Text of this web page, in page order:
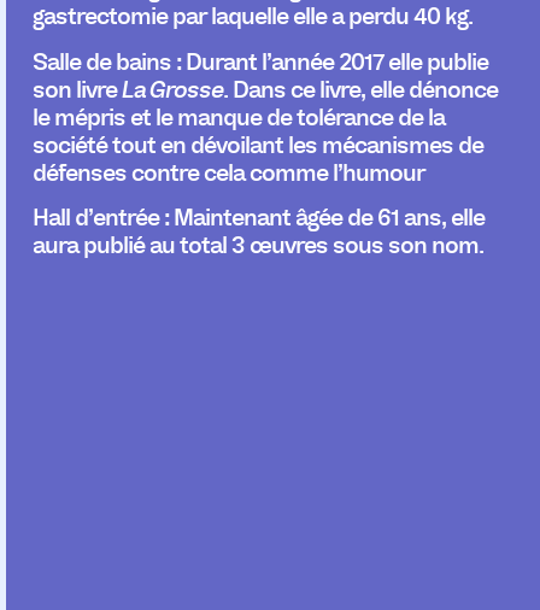
gastrectomie par laquelle elle a perdu 40 kg.
Salle de bains :Durant l’année 2017 elle publie
son livreLa Grosse. Dans ce livre, elle dénonce
le mépris et le manque de tolérance de la
société tout en dévoilant les mécanismes de
défenses contre cela comme l’humour
Hall d’entrée :Maintenant âgée de 61 ans, elle
aura publié au total 3 œuvres sous son nom.